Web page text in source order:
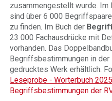
zusammengestellt wurde. Im
sind über 6 000
zu finden. Im Buch der
23 000 Fachausdrücke mit
vorhanden. Das
Begriffsbestimmungen in
gedrucktes Werk erhältlich.
Leseprobe - Wörterbuch
Begriffsbestimmungen der